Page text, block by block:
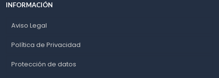
INFORMACIÓN
Aviso Legal
Política de Privacidad
Protección de datos